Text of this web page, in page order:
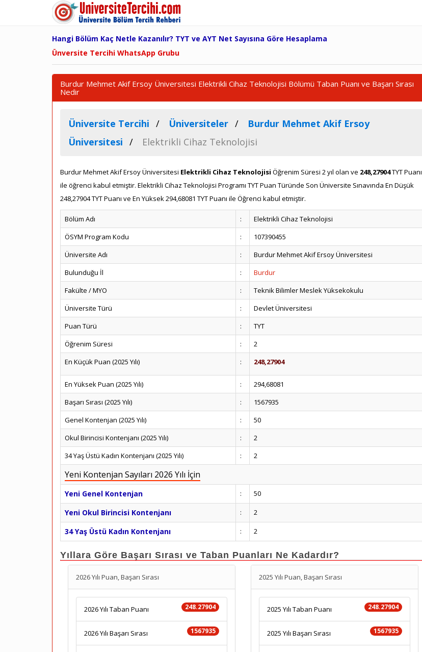
Hangi Bölüm Kaç Netle Kazanılır? TYT ve AYT Net Sayısına Göre Hesaplama
Ünversite Tercihi WhatsApp Grubu
Burdur Mehmet Akif Ersoy Üniversitesi Elektrikli Cihaz Teknolojisi Bölümü Taban Puanı ve Başarı Sırası
Nedir
Üniversite Tercihi Üniversiteler
Burdur Mehmet Akif Ersoy
Üniversitesi
Elektrikli Cihaz Teknolojisi
Burdur Mehmet Akif Ersoy Üniversitesi Elektrikli Cihaz Teknolojisi Öğrenim Süresi 2 yıl olan ve 248,27904TYT Puanı
ile öğrenci kabul etmiştir. Elektrikli Cihaz Teknolojisi Programı TYT Puan Türünde Son Üniversite Sınavında En Düşük
248,27904 TYT Puanı ve En Yüksek 294,68081 TYT Puanı ile Öğrenci kabul etmiştir.
Bölüm Adı :
Elektrikli Cihaz Teknolojisi
ÖSYM Program Kodu
:
107390455
Üniversite Adı
:
Burdur Mehmet Akif Ersoy Üniversitesi
Bulunduğu İl
:
Burdur
Fakülte / MYO
:
Teknik Bilimler Meslek Yüksekokulu
Üniversite Türü
:
Devlet Üniversitesi
Puan Türü
:
TYT
Öğrenim Süresi
:
2
En Küçük Puan (2025 Yılı)
: 248,27904
En Yüksek Puan (2025 Yılı) :
294,68081
Başarı Sırası (2025 Yılı)
:
1567935
Genel Kontenjan (2025 Yılı)
:
50
Okul Birincisi Kontenjanı (2025 Yılı)
:
2
34 Yaş Üstü Kadın Kontenjanı (2025 Yılı)
: 2
Yeni Kontenjan Sayıları 2026 Yılı İçin
Yeni Genel Kontenjan : 50
Yeni Okul Birincisi Kontenjanı : 2
34 Yaş Üstü Kadın Kontenjanı : 2
Yıllara Göre Başarı Sırası ve Taban Puanları Ne Kadardır?
2026 Yılı Puan, Başarı Sırası
248.27904
2026 Yılı Taban Puanı
1567935
2026 Yılı Başarı Sırası
2025 Yılı Puan, Başarı Sırası
248.27904
2025 Yılı Taban Puanı
1567935
2025 Yılı Başarı Sırası